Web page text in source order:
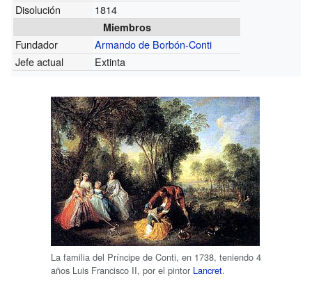
Disolución
1814
Miembros
Fundador
Armando de Borbón-Conti
Jefe actual
Extinta
La familia del Príncipe de Conti, en 1738, teniendo 4
años Luis Francisco II, por el pintor Lancret.